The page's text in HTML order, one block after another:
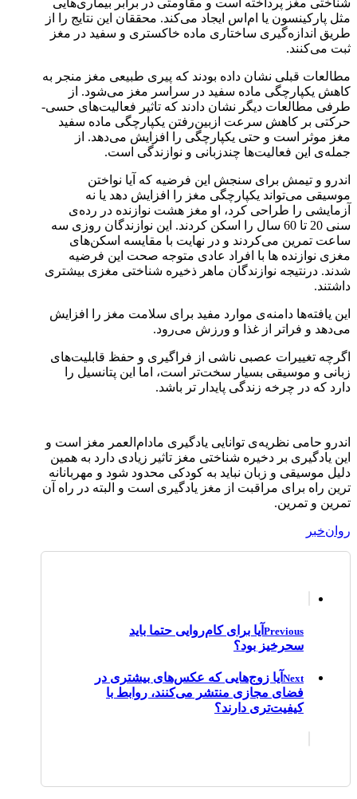
مثل پارکینسون یا ام‌اس ایجاد می‌کند. محققان این نتایج را از
طریق اندازه‌گیری ساختاری ماده خاکستری و سفید در مغز
ثبت می‌کنند.
مطالعات قبلی نشان داده بودند که پیری طبیعی مغز منجر به
کاهش یکپارچگی ماده سفید در سراسر مغز می‌شود. از
طرفی مطالعات دیگر نشان دادند که تاثیر فعالیت‌های حسی-
حرکتی بر کاهش سرعت ازبین‌رفتن یکپارچگی ماده سفید
مغز موثر است و حتی یکپارچگی را افزایش می‌دهد. از
جمله‌ی این فعالیت‌ها چندزبانی و نوازندگی است.
اندرو و تیمش برای سنجش این فرضیه که آیا نواختن
موسیقی می‌تواند یکپارچگی مغز را افزایش دهد یا نه
آزمایشی را طراحی کرد، او مغز هشت نوازنده در رده‌ی
سنی 20 تا 60 سال را اسکن کردند. این نوازندگان روزی سه
ساعت تمرین می‌کردند و در نهایت با مقایسه اسکن‌های
مغزی نوازنده ها با افراد عادی متوجه صحت این فرضیه
شدند. درنتیجه نوازندگان ماهر ذخیره شناختی مغزی بیشتری
داشتند.
این یافته‌ها دامنه‌ی موارد مفید برای سلامت مغز را افزایش
می‌دهد و فراتر از غذا و ورزش می‌رود.
اگرچه تغییرات عصبی ناشی از فراگیری و حفظ قابلیت‌های
زبانی و موسیقی بسیار سخت‌تر است، اما این پتانسیل را
دارد که در چرخه زندگی پایدار تر باشد.
اندرو حامی نظریه‌ی توانایی یادگیری مادام‌العمر مغز است و
این یادگیری بر دخیره شناختی مغز تاثیر زیادی دارد به همین
دلیل موسیقی و زبان نباید به کودکی محدود شود و مهربانانه
ترین راه برای مراقبت از مغز یادگیری است و البته در راه آن
تمرین و تمرین.
روان‌خبر
Previous آیا برای کام‌روایی حتما باید
سحرخیز بود؟
Next آیا زوج‌هایی که عکس‌های بیشتری در
فضای مجازی منتشر می‌کنند، روابط با
کیفیت‌تری دارند؟